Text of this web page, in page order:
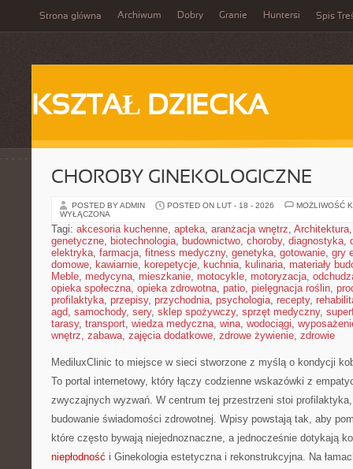
Strona główna Archiwum Dobry Granie Huntersi Spis
KSZTAŁ DZIECKA
CHOROBY GINEKOLOGICZNE
POSTED BY ADMIN POSTED ON LUT - 18 - 2026
MOŻLIWOŚĆ
WYŁĄCZONA
Tagi: akcesoria kuchenne, apteka, aranżacja wnętrz, Architektura
genetyczne, biotechnologia, budownictwo, choroby, diagnostyka,
elektryka, farmacja, fitness medyczny, genetyka, gotowanie, gry
domowe, kawiarnie, korepetycje, kuchnia, kulinaria, materiały
Meble, medycyna, mieszkanie, motocykle, motoryzacja,
opieka społeczna, opieka zdrowotna, patio, pielęgnacja roślin,
profilaktyka, przepisy, przychodnia, psychologia, recepty,
agd, samochody, sery, sklep spożywczy, sprzęt medyczny,
tarasy, transport, wiedza medyczna, wina, wodociągi,
wnętrz, zabawa, zajęcia dodatkowe, zdrowe żywienie, zdrowie
MediluxClinic to miejsce w sieci stworzone z myślą o kondycji
To portal internetowy, który łączy codzienne wskazówki z
zwyczajnych wyzwań. W centrum tej przestrzeni stoi
budowanie świadomości zdrowotnej. Wpisy powstają tak, aby
które często bywają niejednoznaczne, a jednocześnie dotykają
niepłodność i Ginekologia estetyczna i rekonstrukcyjna. Na